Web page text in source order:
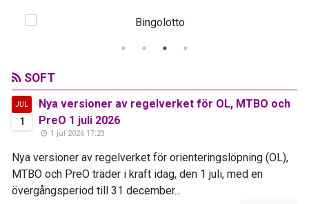
SOFT
JUL
1
Nya versioner av regelverket för OL, MTBO och
PreO 1 juli 2026
1 jul 2026 17:23
Nya versioner av regelverket för orienteringslöpning (OL),
MTBO och PreO träder i kraft idag, den 1 juli, med en
övergångsperiod till 31 december...